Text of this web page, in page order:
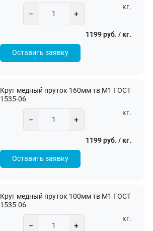
− +
кг.
1199 руб. / кг.
Оставить заявку
Круг медный пруток 160мм тв М1 ГОСТ
1535-06
− +
кг.
1199 руб. / кг.
Оставить заявку
Круг медный пруток 100мм тв М1 ГОСТ
1535-06
− +
кг.